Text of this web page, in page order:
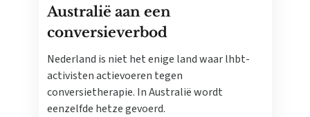
Australië aan een
conversieverbod
Nederland is niet het enige land waar lhbt-
activisten actievoeren tegen
conversietherapie. In Australië wordt
eenzelfde hetze gevoerd.